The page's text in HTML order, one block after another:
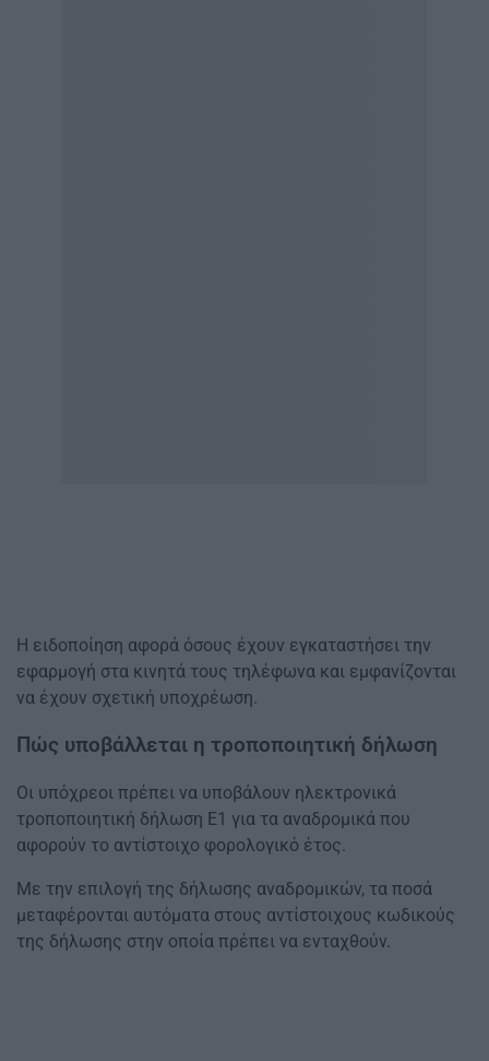
Η ειδοποίηση αφορά όσους έχουν εγκαταστήσει την
εφαρμογή στα κινητά τους τηλέφωνα και εμφανίζονται
να έχουν σχετική υποχρέωση.
Πώς υποβάλλεται η τροποποιητική δήλωση
Οι υπόχρεοι πρέπει να υποβάλουν ηλεκτρονικά
τροποποιητική δήλωση Ε1 για τα αναδρομικά που
αφορούν το αντίστοιχο φορολογικό έτος.
Με την επιλογή της δήλωσης αναδρομικών, τα ποσά
μεταφέρονται αυτόματα στους αντίστοιχους κωδικούς
της δήλωσης στην οποία πρέπει να ενταχθούν.